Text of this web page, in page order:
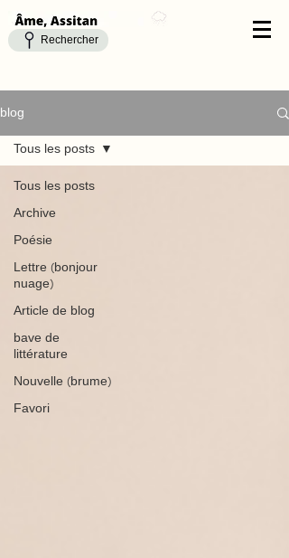
Rechercher
blog
Tous les posts
Archive
Poésie
Lettre (bonjour
nuage)
Article de blog
bave de
littérature
Nouvelle (brume)
Favori
Tous les posts